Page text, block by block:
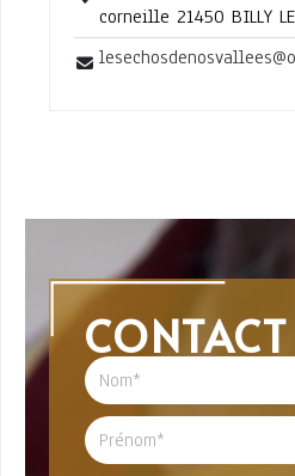
corneille 21450 BILLY
CONTACT